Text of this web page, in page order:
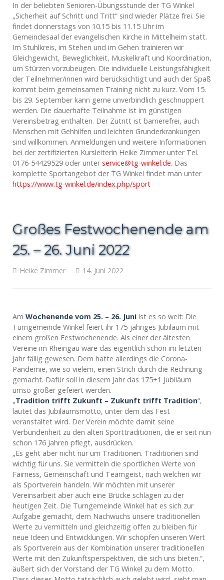
In der beliebten Senioren-Übungsstunde der TG Winkel
„Sicherheit auf Schritt und Tritt“ sind wieder Plätze frei. Sie
findet donnerstags von 10.15 bis 11.15 Uhr im
Gemeindesaal der evangelischen Kirche in Mittelheim statt.
Im Stuhlkreis, im Stehen und im Gehen trainieren wir
Gleichgewicht, Beweglichkeit, Muskelkraft und Koordination,
um Stürzen vorzubeugen. Die individuelle Leistungsfähigkeit
der Teilnehmer/innen wird berücksichtigt und auch der Spaß
kommt beim gemeinsamen Training nicht zu kurz. Vom 15.
bis 29. September kann gerne unverbindlich geschnuppert
werden. Die dauerhafte Teilnahme ist im günstigen
Vereinsbetrag enthalten. Der Zutritt ist barrierefrei, auch
Menschen mit Gehhilfen und leichten Grunderkrankungen
sind willkommen. Anmeldungen und weitere Informationen
bei der zertifizierten Kursleiterin Heike Zimmer unter Tel.
0176-54429529 oder unterservice@tg-winkel.de. Das
komplette Sportangebot der TG Winkel findet man unter
https://www.tg-winkel.de/index.php/sport
Großes Festwochenende am
25. – 26. Juni 2022
Heike Zimmer 14. Juni 2022
Am Wochenende vom 25. – 26. Juni ist es so weit: Die
Turngemeinde Winkel feiert ihr 175-jähriges Jubiläum mit
einem großen Festwochenende. Als einer der ältesten
Vereine im Rheingau wäre das eigentlich schon im letzten
Jahr fällig gewesen. Dem hatte allerdings die Corona-
Pandemie, wie so vielem, einen Strich durch die Rechnung
gemacht. Dafür soll in diesem Jahr das 175+1 Jubiläum
umso größer gefeiert werden.
„Tradition trifft Zukunft – Zukunft trifft Tradition“,
lautet das Jubiläumsmotto, unter dem das Fest
veranstaltet wird. Der Verein möchte damit seine
Verbundenheit zu den alten Sporttraditionen, die er seit nun
schon 176 Jahren pflegt, ausdrücken.
„Es geht aber nicht nur um Traditionen. Traditionen sind
wichtig für uns. Sie vermitteln die sportlichen Werte von
Fairness, Gemeinschaft und Teamgeist, nach welchen wir
als Sportverein handeln. Wir möchten mit unserer
Vereinsarbeit aber auch eine Brücke schlagen zu der
heutigen Zeit. Die Turngemeinde Winkel hat es sich zur
Aufgabe gemacht, dem Nachwuchs unsere traditionellen
Werte zu vermitteln und gleichzeitig offen zu bleiben für
neue Ideen und Entwicklungen. Wir schöpfen unseren Wert
als Sportverein aus der Kombination unserer traditionellen
Werte mit den Zukunftsperspektiven, die sich uns bieten.“,
äußert sich der Vorstand der TG Winkel zu dem Motto.